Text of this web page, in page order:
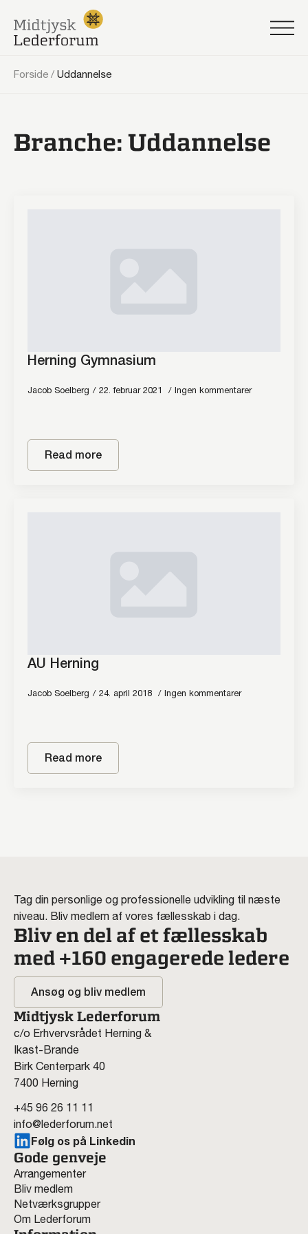
Forside / Uddannelse
Branche: Uddannelse
Herning Gymnasium
Jacob Soelberg 22. februar 2021 Ingen kommentarer
Read more
AU Herning
Jacob Soelberg 24. april 2018 Ingen kommentarer
Read more
Tag din personlige og professionelle udvikling til næste
niveau. Bliv medlem af vores fællesskab i dag.
Bliv en del af et fællesskab
med +160 engagerede ledere
Ansøg og bliv medlem
Midtjysk Lederforum
c/o Erhvervsrådet Herning &
Ikast-Brande
Birk Centerpark 40
7400 Herning
+45 96 26 11 11
info@lederforum.net
Følg os på Linkedin
Gode genveje
Arrangementer
Bliv medlem
Netværksgrupper
Om Lederforum